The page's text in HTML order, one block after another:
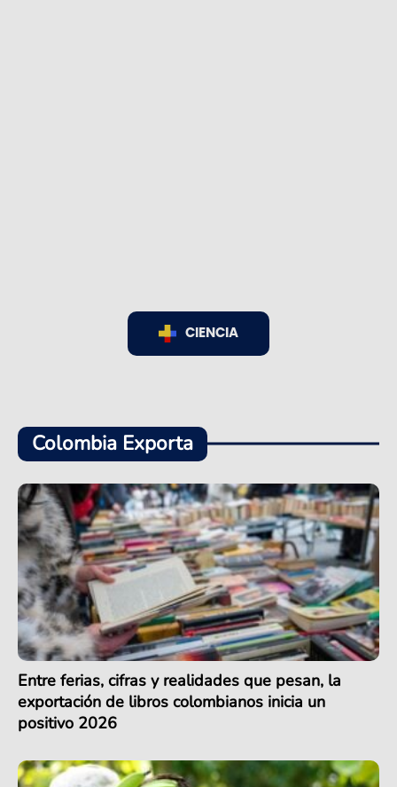
CIENCIA
Colombia Exporta
Entre ferias, cifras y realidades que pesan, la
exportación de libros colombianos inicia un
positivo 2026